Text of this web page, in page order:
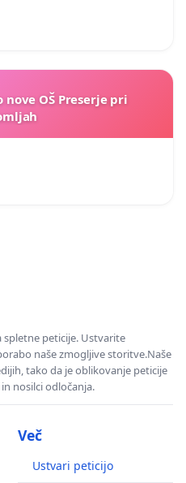
OŠ Preserje pri
peticije. Ustvarite
naše zmogljive storitve.Naše
tako da je oblikovanje peticije
nosilci odločanja.
Več
Ustvari peticijo